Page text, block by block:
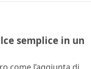
semplice in un